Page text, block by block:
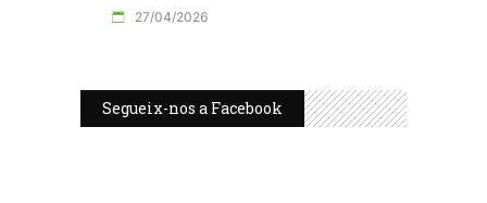
27/04/2026
Segueix-nos a Facebook